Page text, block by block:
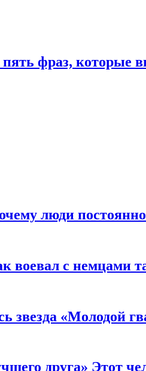
пять фраз,
люди
воевал с немцами
звезда «Молодой
друга» Этот